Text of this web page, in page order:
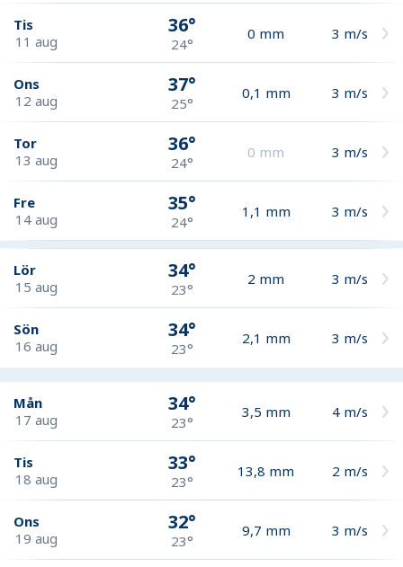
Tis
11 aug
36°
24°
0 mm 3 m/s
Ons
12 aug
37°
25°
0,1 mm 3 m/s
Tor
13 aug
36°
24°
0 mm 3 m/s
Fre
14 aug
35°
24°
1,1 mm 3 m/s
Lör
15 aug
34°
23°
2 mm 3 m/s
Sön
16 aug
34°
23°
2,1 mm 3 m/s
Mån
17 aug
34°
23°
3,5 mm 4 m/s
Tis
18 aug
33°
23°
13,8 mm 2 m/s
Ons
19 aug
32°
23°
9,7 mm 3 m/s